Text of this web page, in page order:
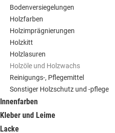
Bodenversiegelungen
Holzfarben
Holzimprägnierungen
Holzkitt
Holzlasuren
Holzöle und Holzwachs
Reinigungs-, Pflegemittel
Sonstiger Holzschutz und -pflege
Innenfarben
Kleber und Leime
Lacke